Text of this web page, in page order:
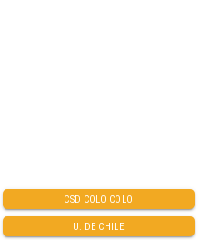
CSD COLO COLO
U. DE CHILE